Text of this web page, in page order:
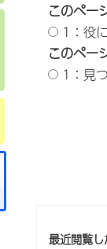
このペー
1：役
このペー
1：見
最近閲覧